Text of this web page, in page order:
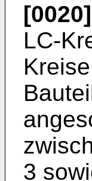
[0020]
LC-
3